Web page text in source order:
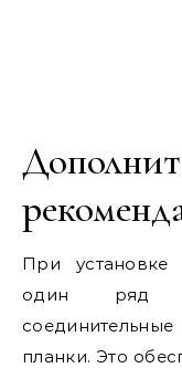
При установке
один ряд
планки. Это